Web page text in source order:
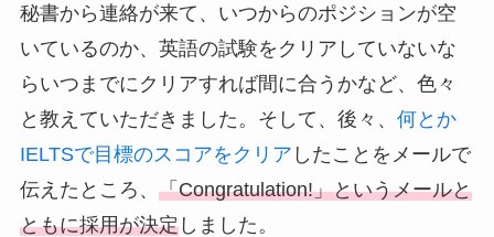
秘書から連絡が来て、いつからのポジションが空
いているのか、英語の試験をクリアしていないな
らいつまでにクリアすれば間に合うかなど、色々
と教えていただきました。そして、後々、 何とか
IELTSで目標のスコアをクリア したことをメールで
伝えたところ、 「Congratulation!」というメールと
ともに採用が決定しました。